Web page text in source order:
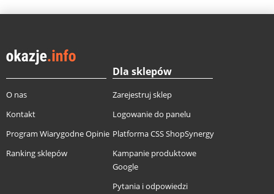
O nas
Kontakt
Program Wiarygodne Opinie
Ranking sklepów
Dla sklepów
Zarejestruj sklep
Logowanie do panelu
Platforma CSS ShopSynergy
Kampanie produktowe
Google
Pytania i odpowiedzi